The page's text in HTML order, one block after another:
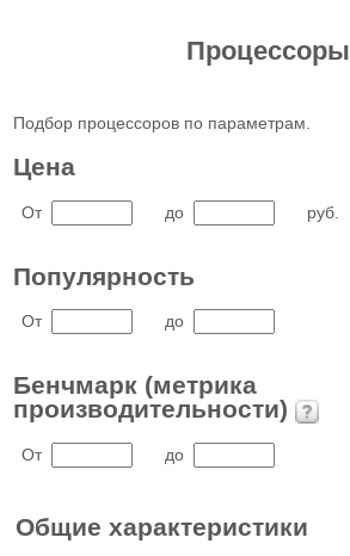
Процессоры
Подбор процессоров по параметрам.
Цена
От до руб.
Популярность
От до
Бенчмарк (метрика
производительности)
От до
Общие характеристики